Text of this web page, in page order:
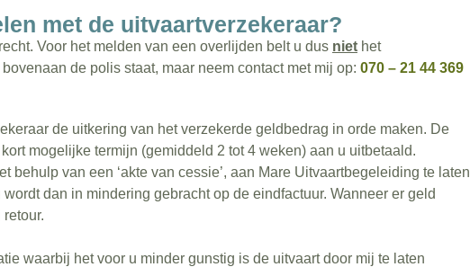
met de uitvaartverzekeraar?
Voor het melden van een overlijden belt u dus niet het
de polis staat, maar neem contact met mij op: 070 – 21 44 369
de uitkering van het verzekerde geldbedrag in orde maken. De
mogelijke termijn (gemiddeld 2 tot 4 weken) aan u uitbetaald.
behulp van een ‘akte van cessie’, aan Mare Uitvaartbegeleiding te laten
dan in mindering gebracht op de eindfactuur. Wanneer er geld
waarbij het voor u minder gunstig is de uitvaart door mij te laten